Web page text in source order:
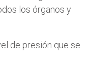
los órganos y
de presión que se